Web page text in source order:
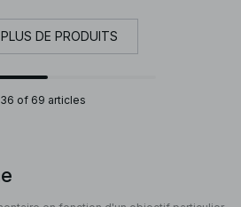
DE PRODUITS
36 of 69 articles